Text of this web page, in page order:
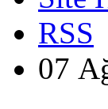
RSS
07